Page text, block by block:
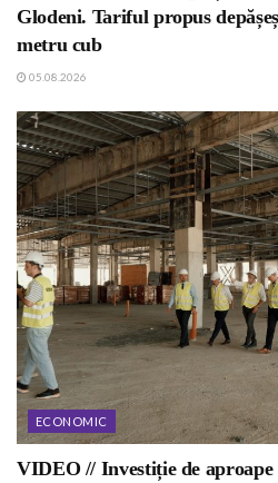
Glodeni. Tariful propus
metru cub
05.08.2026
ECONOMIC
VIDEO // Investiție de